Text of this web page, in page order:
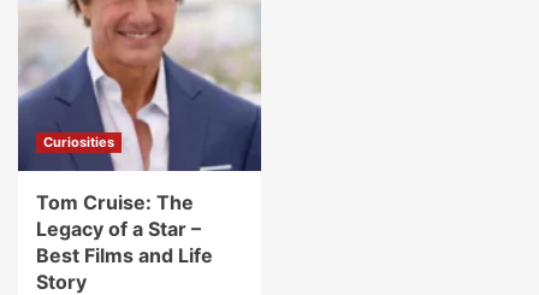
Curiosities
Tom Cruise: The
Legacy of a Star –
Best Films and Life
Story